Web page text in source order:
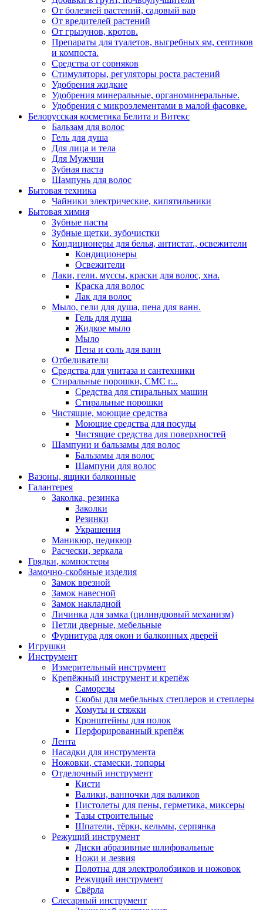
От болезней растений, садовый вар
От вредителей растений
От грызунов, кротов.
Препараты для туалетов, выгребных ям, септиков
и компоста.
Средства от сорняков
Стимуляторы, регуляторы роста растений
Удобрения жидкие
Удобрения минеральные, органоминеральные.
Удобрения с микроэлементами в малой фасовке.
Белорусская косметика Белита и Витекс
Бальзам для волос
Гель для душа
Для лица и тела
Для Мужчин
Зубная паста
Шампунь для волос
Бытовая техника
Чайники электрические, кипятильники
Бытовая химия
Зубные пасты
Зубные щетки. зубочистки
Кондиционеры для белья, антистат., освежители
Кондиционеры
Освежители
Лаки, гели. муссы, краски для волос, хна.
Краска для волос
Лак для волос
Мыло, гели для душа, пена для ванн.
Гель для душа
Жидкое мыло
Мыло
Пена и соль для ванн
Отбеливатели
Средства для унитаза и сантехники
Стиральные порошки, СМС г...
Средства для стиральных машин
Стиральные порошки
Чистящие, моющие средства
Моющие средства для посуды
Чистящие средства для поверхностей
Шампуни и бальзамы для волос
Бальзамы для волос
Шампуни для волос
Вазоны, ящики балконные
Галантерея
Заколка, резинка
Заколки
Резинки
Украшения
Маникюр, педикюр
Расчески, зеркала
Грядки, компостеры
Замочно-скобяные изделия
Замок врезной
Замок навесной
Замок накладной
Личинка для замка (цилиндровый механизм)
Петли дверные, мебельные
Фурнитура для окон и балконных дверей
Игрушки
Инструмент
Измерительный инструмент
Крепёжный инструмент и крепёж
Саморезы
Скобы для мебельных степлеров и степлеры
Хомуты и стяжки
Кронштейны для полок
Перфорированный крепёж
Лента
Насадки для инструмента
Ножовки, стамески, топоры
Отделочный инструмент
Кисти
Валики, ванночки для валиков
Пистолеты для пены, герметика, миксеры
Тазы строительные
Шпатели, тёрки, кельмы, серпянка
Режущий инструмент
Диски абразивные шлифовальные
Ножи и лезвия
Полотна для электролобзиков и ножовок
Режущий инструмент
Свёрла
Слесарный инструмент